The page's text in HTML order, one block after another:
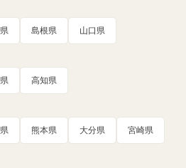
島根県 山口県
高知県
熊本県 大分県 宮崎県